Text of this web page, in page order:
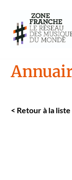
< Retour à la